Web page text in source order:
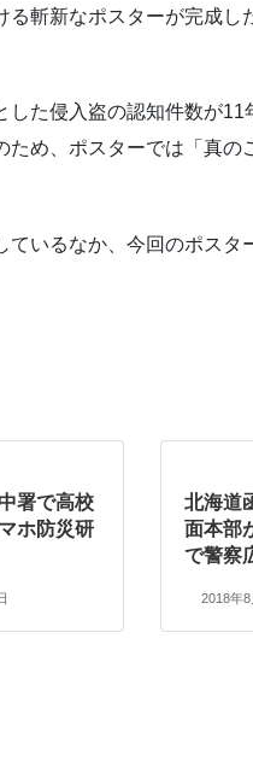
る斬新なポスターが完成
した侵入盗の認知件数が
ため、ポスターでは「真
ているなか、今回のポス
署で高校
ホ防災研
北海道
面本部
で警察
2018年8